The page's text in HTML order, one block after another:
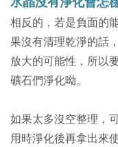
相反的，若是負面的
果沒有清理乾淨的話
放大的可能性，所以
礦石們淨化呦。
如果太多沒空整理，
用時淨化後再拿出來